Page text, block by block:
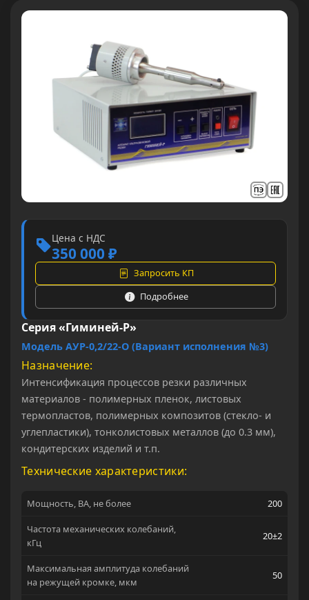
Цена с НДС
350 000 ₽
Запросить КП
Подробнее
Серия «Гиминей-Р»
Модель АУР-0,2/22-О (Вариант исполнения №3)
Назначение
Интенсификация процессов резки различных
материалов - полимерных пленок, листовых
термопластов, полимерных композитов (стекло- и
углепластики), тонколистовых металлов (до 0.3 мм),
кондитерских изделий и т.п.
Технические характеристики:
Мощность, ВА, не более 200
Частота механических колебаний,
кГц
20±2
Максимальная амплитуда колебаний
на режущей кромке, мкм
50